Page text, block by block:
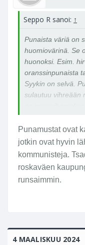
h
e
s
a
k
k
ii
n
Seppo R sanoi: ↑
Punaista väriä on
huomiovärinä. Se
huonoksi. Esim.
oranssinpunaista
Syykin on selvä.
sulautuu vihreään
muuttuu mustaksi.
punamusta.
Punamustat ovat
jotkin ovat hyvin
kommunisteja.
roskaväen
runsaimmin.
4 MAALISKUU 2024